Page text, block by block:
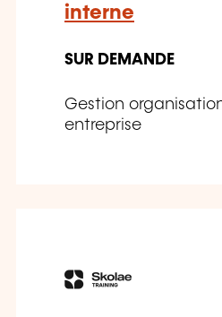
interne
SUR DEMANDE
Gestion
entreprise